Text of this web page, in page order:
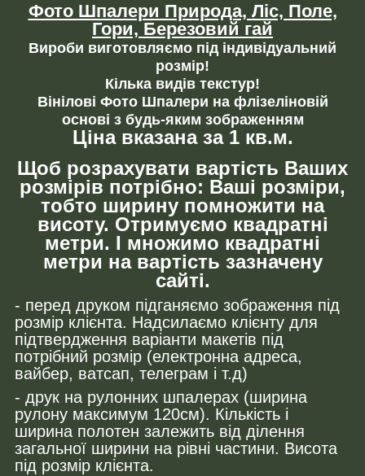
Фото Шпалери Природа, Ліс, Поле,
Гори, Березовий гай
Вироби виготовляємо під індивідуальний
розмір!
Кілька видів текстур!
Вінілові Фото Шпалери на флізеліновій
основі з будь-яким зображенням
Ціна вказана за 1 кв.м.
Щоб розрахувати вартість Ваших
розмірів потрібно: Ваші розміри,
тобто ширину помножити на
висоту. Отримуємо квадратні
метри. І множимо квадратні
метри на вартість зазначену
сайті.
- перед друком підганяємо зображення під
розмір клієнта. Надсилаємо клієнту для
підтвердження варіанти макетів під
потрібний розмір (електронна адреса,
вайбер, ватсап, телеграм і т.д)
- друк на рулонних шпалерах (ширина
рулону максимум 120см). Кількість і
ширина полотен залежить від ділення
загальної ширини на рівні частини. Висота
під розмір клієнта.